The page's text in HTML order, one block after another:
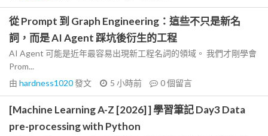
從 Prompt 到 Graph Engineering：這些不只是新名
詞，而是 AI Agent 踩坑後衍生的工程
AI Agent 可能是近年最容易出現新工程名詞的領域。 我們才剛學會
Prom...
由 hardness1020發文 5 小時前 0個留言
[Machine Learning A-Z [2026] ] 學習筆記 Day3 Data
pre-processing with Python